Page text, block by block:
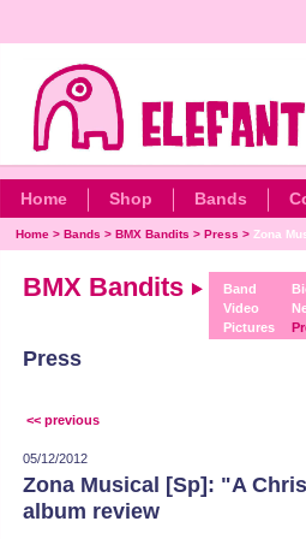
Home Shop Bands
Home> Bands > BMX Bandits > Press > Zona
BMX Bandits
Band
Video
Pictures
Press
<< previous
05/12/2012
Zona Musical [Sp]: "A
album review